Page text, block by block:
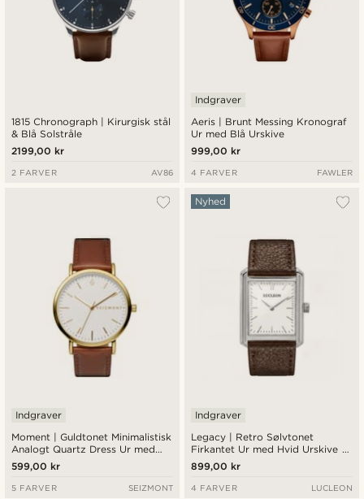
1815 Chronograph | Kirurgisk stål
& Blå Solstråle
2199,00 kr
2 FARVER AV86
Aeris | Brunt Messing Kronograf
Ur med Blå Urskive
Indgraver
999,00 kr
4 FARVER FAWLER
Moment | Guldtonet Minimalistisk
Analogt Quartz Dress Ur med
Hvid Urrskive & Rustfarvet
Læderrem
Indgraver
599,00 kr
5 FARVER SEIZMONT
Legacy | Retro Sølvtonet
Firkantet Ur med Hvid Urskive &
Brun Læderrem
Nyhed
Indgraver
899,00 kr
4 FARVER LUCLEON